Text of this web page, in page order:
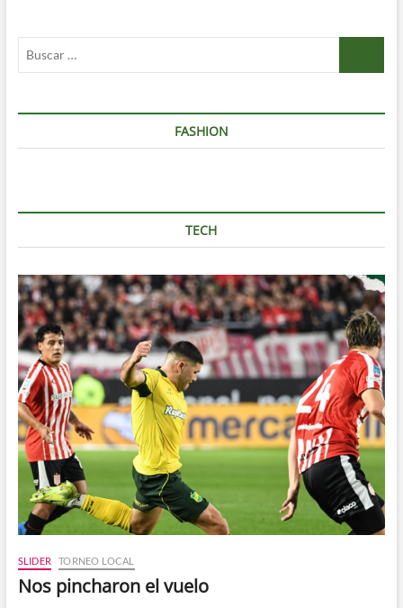
FASHION
TECH
SLIDER TORNEO LOCAL
Nos pincharon el vuelo